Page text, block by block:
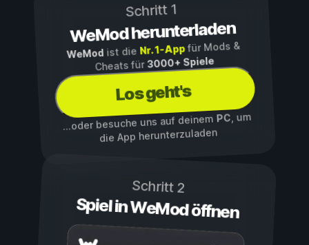
Schritt 1
WeMod herunterladen
WeMod ist die Nr. 1-Appfür Mods &
Cheats für3000+ Spiele
Los geht's
...oder besuche uns auf deinemPC, um
die App herunterzuladen
Schritt 2
Spiel in WeMod öffnen